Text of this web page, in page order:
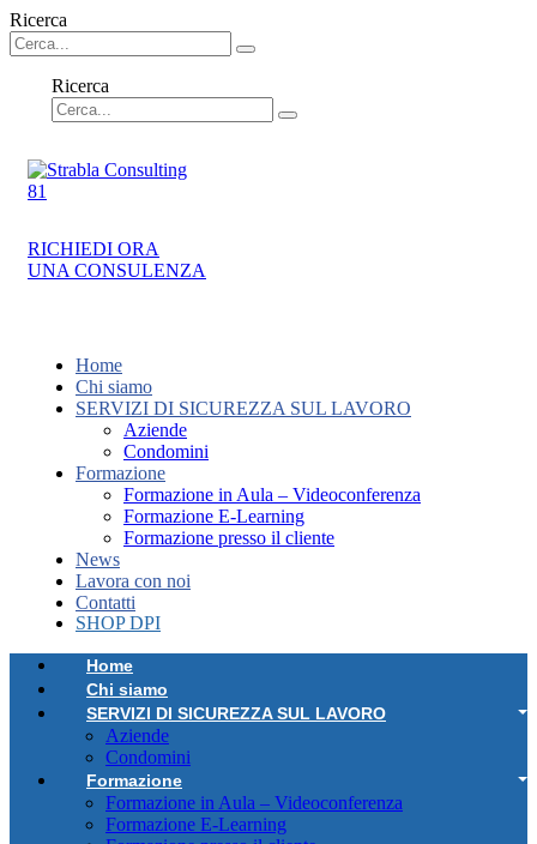
Ricerca
Ricerca
RICHIEDI ORA
UNA CONSULENZA
Home
Chi siamo
SERVIZI DI SICUREZZA SUL LAVORO
Aziende
Condomini
Formazione
Formazione in Aula – Videoconferenza
Formazione E-Learning
Formazione presso il cliente
News
Lavora con noi
Contatti
SHOP DPI
Home
Chi siamo
SERVIZI DI SICUREZZA SUL LAVORO
Aziende
Condomini
Formazione
Formazione in Aula – Videoconferenza
Formazione E-Learning